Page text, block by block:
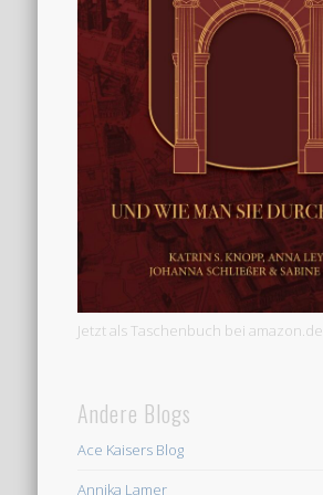
Jetzt als Taschenbuch bei amazon.de
Andere Blogs
Ace Kaisers Blog
Annika Lamer